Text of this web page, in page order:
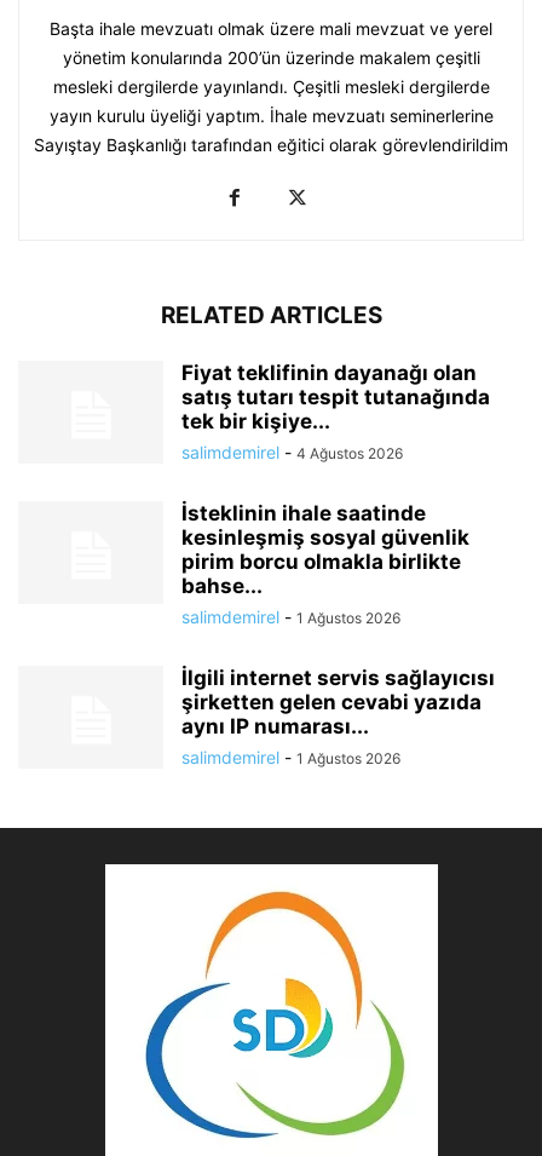
Başta ihale mevzuatı olmak üzere mali mevzuat ve yerel
yönetim konularında 200’ün üzerinde makalem çeşitli
mesleki dergilerde yayınlandı. Çeşitli mesleki dergilerde
yayın kurulu üyeliği yaptım. İhale mevzuatı seminerlerine
Sayıştay Başkanlığı tarafından eğitici olarak görevlendirildim
RELATED ARTICLES
Fiyat teklifinin dayanağı olan
satış tutarı tespit tutanağında
tek bir kişiye...
salimdemirel - 4 Ağustos 2026
İsteklinin ihale saatinde
kesinleşmiş sosyal güvenlik
pirim borcu olmakla birlikte
bahse...
salimdemirel - 1 Ağustos 2026
İlgili internet servis sağlayıcısı
şirketten gelen cevabi yazıda
aynı IP numarası...
salimdemirel - 1 Ağustos 2026